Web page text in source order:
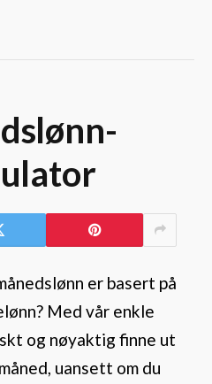
er basert på
Med vår enkle
og nøyaktig finne ut
uansett om du